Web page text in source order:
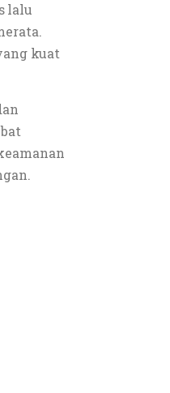
lalu
kuat